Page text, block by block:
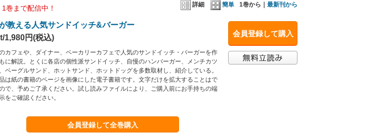
詳細 簡単 1巻から｜ 最新刊から
1巻まで配信中！
会員登録して購入
教える人気サンドイッチ&バーガー
1,980円(税込)
カフェや、ダイナー、ベーカリーカフェで人気のサンドイッチ・バーガーを作
に解説。とくに各店の個性派サンドイッチ、自慢のハンバーガー、メンチカツ
ベーグルサンド、ホットサンド、ホットドッグを多数取材し、紹介している。
は紙の書籍のページを画像にした電子書籍です。文字だけを拡大することはで
で、予めご了承ください。試し読みファイルにより、ご購入前にお手持ちの端
をご確認ください。
会員登録して全巻購入